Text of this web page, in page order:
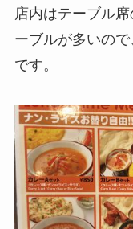
店内はテーブル
ーブルが多いの
です。